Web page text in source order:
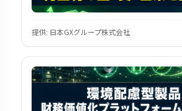
提供: 日本GXグループ株式会社